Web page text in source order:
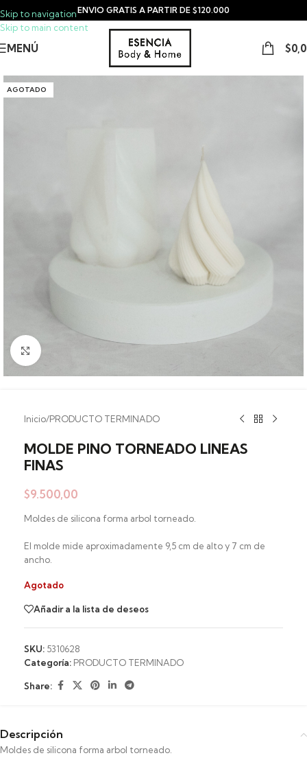
Skip to navigation
Skip to main content
ENVIO GRATIS A PARTIR DE $120.000
MENÚ $
AGOTADO
Clic para ampliar
Inicio/PRODUCTO TERMINADO
MOLDE PINO TORNEADO LINEAS
FINAS
$9.500,00
Moldes de silicona forma arbol torneado.
El molde mide aproximadamente 9,5 cm de alto y 7 cm de
ancho.
Agotado
Añadir a la lista de deseos
SKU: 5310628
Categoría: PRODUCTO TERMINADO
Share:
Descripción
Moldes de silicona forma arbol torneado.